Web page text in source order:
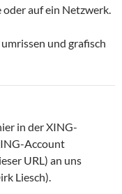
auf ein Netzwerk.
und grafisch
in der XING-
Account
URL) an uns
Liesch).